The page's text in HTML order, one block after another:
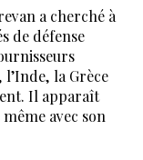
a cherché à
de défense
l’Inde, la Grèce
Il apparaît
avec son